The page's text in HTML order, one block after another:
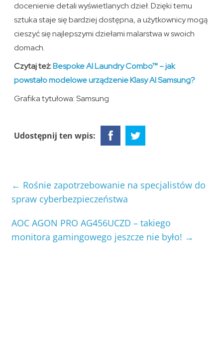
docenienie detali wyświetlanych dzieł. Dzięki temu
sztuka staje się bardziej dostępna, a użytkownicy mogą
cieszyć się najlepszymi dziełami malarstwa w swoich
domach.
Czytaj też:Bespoke AI Laundry Combo™ – jak
powstało modelowe urządzenie Klasy AI Samsung?
Grafika tytułowa: Samsung
Udostępnij ten wpis:
← Rośnie zapotrzebowanie na specjalistów do
spraw cyberbezpieczeństwa
AOC AGON PRO AG456UCZD – takiego
monitora gamingowego jeszcze nie było! →